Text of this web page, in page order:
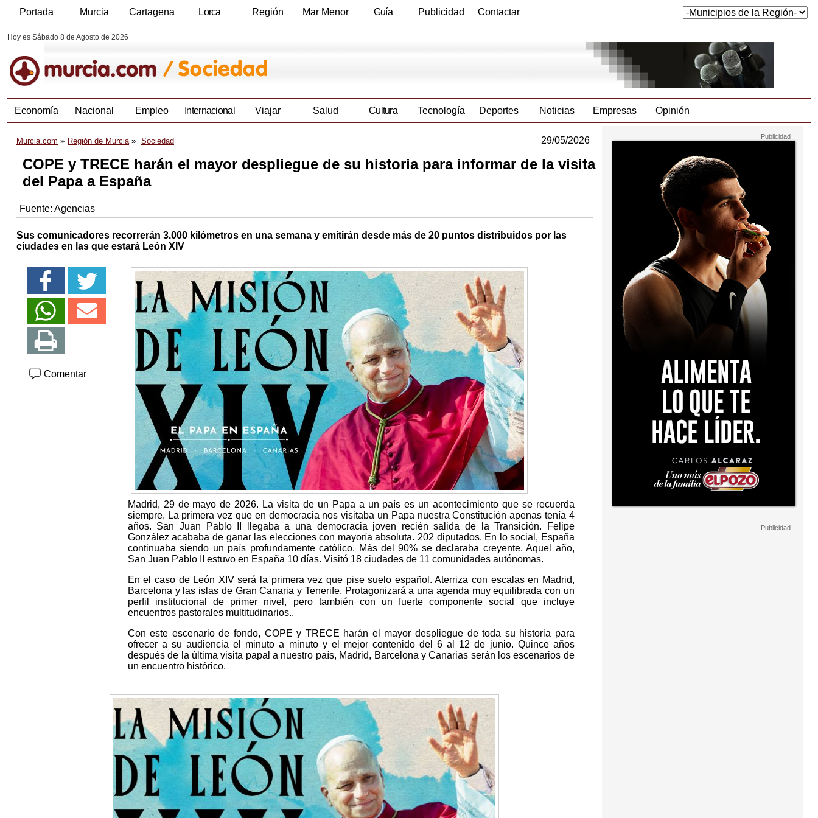
Portada Murcia Cartagena Lorca Región Mar Menor Guía Publicidad Contactar
Hoy es Sábado 8 de Agosto de 2026
Economía Nacional Empleo Internacional Viajar Salud Cultura Tecnología Deportes Noticias Empresas Opinión
Murcia.com Región de Murcia Sociedad 29/05/2026
COPE y TRECE harán el mayor despliegue de su historia para informar de la visita
del Papa a España
Fuente: Agencias
Sus comunicadores recorrerán 3.000 kilómetros en una semana y emitirán desde más de 20 puntos distribuidos por las
ciudades en las que estará León XIV
Comentar
Madrid, 29 de mayo de 2026. La visita de un Papa a un país es un acontecimiento que se recuerda
siempre. La primera vez que en democracia nos visitaba un Papa nuestra Constitución apenas tenía 4
años. San Juan Pablo II llegaba a una democracia joven recién salida de la Transición. Felipe
González acababa de ganar las elecciones con mayoría absoluta. 202 diputados. En lo social, España
continuaba siendo un país profundamente católico. Más del 90% se declaraba creyente. Aquel año,
San Juan Pablo II estuvo en España 10 días. Visitó 18 ciudades de 11 comunidades autónomas.
En el caso de León XIV será la primera vez que pise suelo español. Aterriza con escalas en Madrid,
Barcelona y las islas de Gran Canaria y Tenerife. Protagonizará a una agenda muy equilibrada con un
perfil institucional de primer nivel, pero también con un fuerte componente social que incluye
encuentros pastorales multitudinarios..
Con este escenario de fondo, COPE y TRECE harán el mayor despliegue de toda su historia para
ofrecer a su audiencia el minuto a minuto y el mejor contenido del 6 al 12 de junio. Quince años
después de la última visita papal a nuestro país, Madrid, Barcelona y Canarias serán los escenarios de
un encuentro histórico.